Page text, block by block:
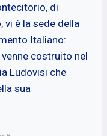
di
è la sede della
Italiano:
costruito nel
Ludovisi che
sua